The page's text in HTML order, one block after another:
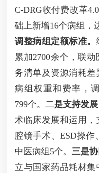
C-DRG收付费改革
础上新增16个病组，
调整病组定额标准。
累加2700余个，联
务清单及资源消耗
病组权重和费率，
799个。二是支持发
术临床发展和运用
腔镜手术、ESD操作
中医病组5个。三是
立与国家药品耗材